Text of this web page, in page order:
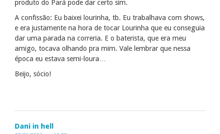
produto do Pará pode dar certo sim.
A confissão: Eu baixei lourinha, tb. Eu trabalhava com shows,
e era justamente na hora de tocar Lourinha que eu conseguia
dar uma parada na correria. E o baterista, que era meu
amigo, tocava olhando pra mim. Vale lembrar que nessa
época eu estava semi-loura…
Beijo, sócio!
Dani in hell